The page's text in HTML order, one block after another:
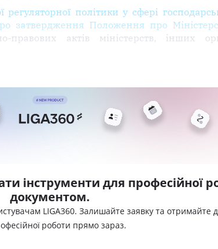
політики у сфері
затвердження Положення про
актів міністерств, інших
інструменти для професійної
документом.
LIGA360. Залишайте заявку та отримайте
роботи прямо зараз.